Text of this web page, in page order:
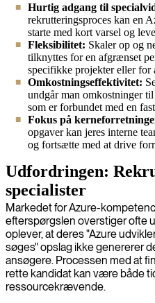
Hurtig adgang til
rekrutteringsproces kan en
starte med kort varsel og
Fleksibilitet: Skaler op og
tilknyttes for en afgrænset
specifikke projekter eller
Omkostningseffektivitet:
undgår man omkostninger
som er forbundet med en
Fokus på
opgaver kan jeres interne
og fortsætte med at drive
Udfordringen:
specialister
Markedet for Azure-
efterspørgslen overstiger ofte
oplever, at deres "Azure
søges" opslag ikke genererer
ansøgere. Processen med at
rette kandidat kan være både
ressourcekrævende.